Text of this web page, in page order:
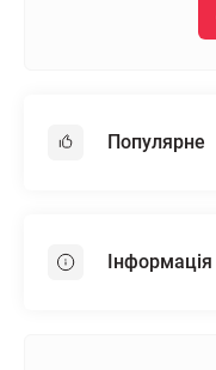
Популярне
Пінопласт
Інформація